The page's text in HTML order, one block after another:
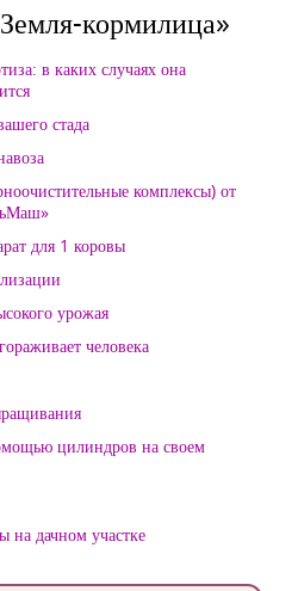
кормилица»
в каких случаях она
стада
комплексы) от
для 1 коровы
урожая
человека
цилиндров на своем
дачном участке